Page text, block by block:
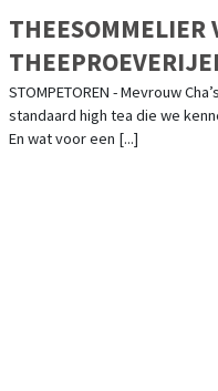
THEESOMMELIER
STOMPETOREN - Mevrouw
standaard high tea die we
En wat voor een [...]